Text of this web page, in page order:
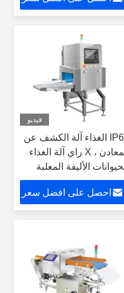
فيديو
IP67 الغذاء آلة الكشف عن
المعادن ، X راي آلة الغذاء
الأليفة المعلبة
احصل على افضل سعر